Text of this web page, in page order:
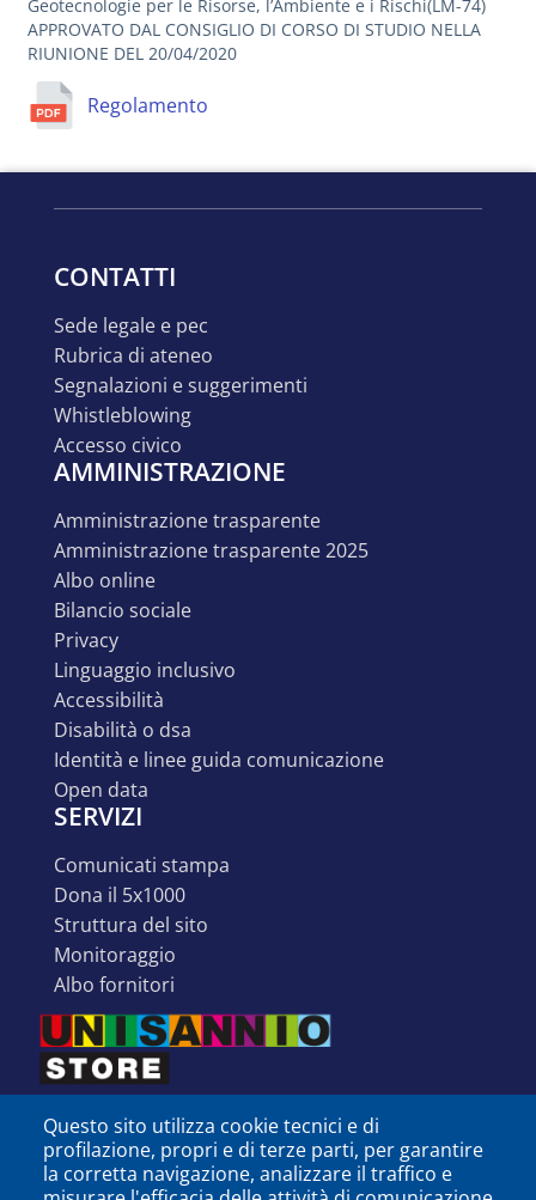
Geotecnologie per le Risorse, l’Ambiente e i Rischi(LM-74)
APPROVATO DAL CONSIGLIO DI CORSO DI STUDIO NELLA
RIUNIONE DEL 20/04/2020
Regolamento
CONTATTI
sede legale e pec
rubrica di ateneo
segnalazioni e suggerimenti
whistleblowing
accesso civico
AMMINISTRAZIONE
amministrazione trasparente
amministrazione trasparente 2025
albo online
bilancio sociale
privacy
linguaggio inclusivo
accessibilità
disabilità o dsa
identità e linee guida comunicazione
open data
SERVIZI
comunicati stampa
dona il 5x1000
struttura del sito
monitoraggio
albo fornitori
Questo sito utilizza cookie tecnici e di
profilazione, propri e di terze parti, per garantire
la corretta navigazione, analizzare il traffico e